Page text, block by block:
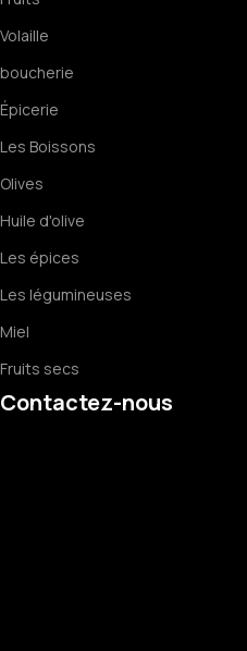
Volaille
boucherie
Épicerie
Les Boissons
Olives
Huile d'olive
Les épices
Les légumineuses
Miel
Fruits secs
Contactez-nous